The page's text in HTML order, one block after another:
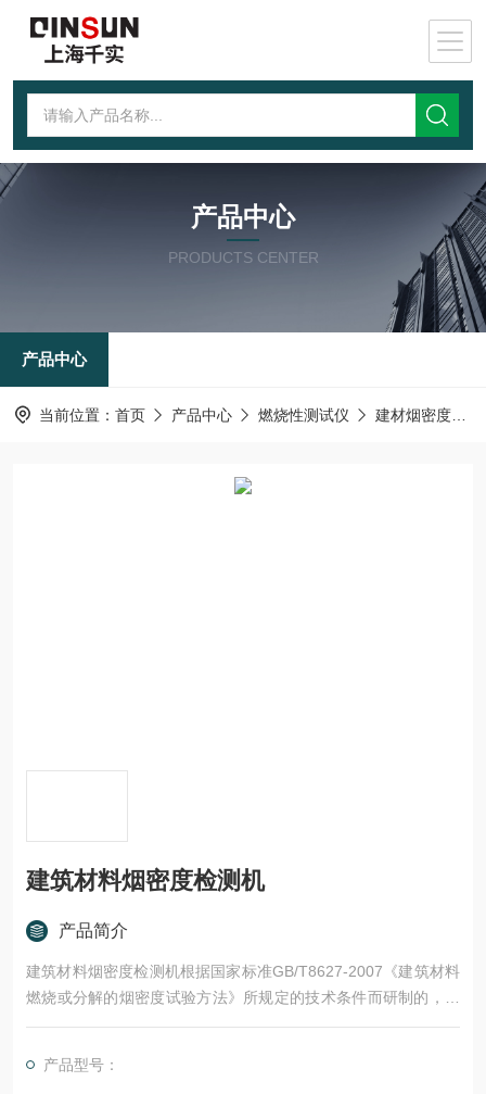
产品中心
PRODUCTS CENTER
产品中心
当前位置： 首页 产品中心 燃烧性测试仪 建材烟密度测试仪
建筑材料烟密度检测机
产品简介
建筑材料烟密度检测机根据国家标准GB/T8627-2007《建筑材料
燃烧或分解的烟密度试验方法》所规定的技术条件而研制的，适
用于建筑材料及其制品和其它材料燃烧静态产烟量的测定 .
产品型号：